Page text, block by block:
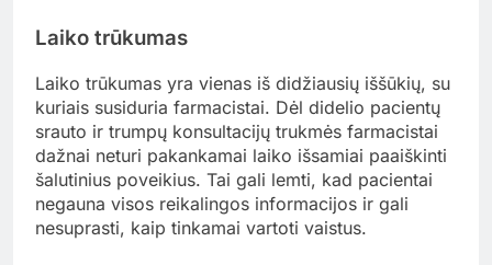
Laiko trūkumas
Laiko trūkumas yra vienas iš didžiausių iššūkių, su
kuriais susiduria farmacistai. Dėl didelio pacientų
srauto ir trumpų konsultacijų trukmės farmacistai
dažnai neturi pakankamai laiko išsamiai paaiškinti
šalutinius poveikius. Tai gali lemti, kad pacientai
negauna visos reikalingos informacijos ir gali
nesuprasti, kaip tinkamai vartoti vaistus.